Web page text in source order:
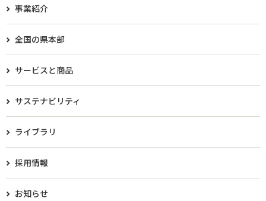
事業紹介
全国の県本部
サービスと商品
サステナビリティ
ライブラリ
採用情報
お知らせ